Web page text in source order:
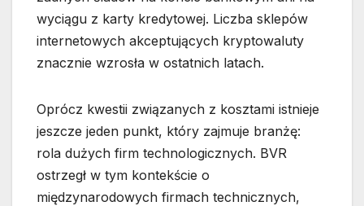
wyciągu z karty kredytowej. Liczba sklepów
internetowych akceptujących kryptowaluty
znacznie wzrosła w ostatnich latach.
Oprócz kwestii związanych z kosztami istnieje
jeszcze jeden punkt, który zajmuje branżę:
rola dużych firm technologicznych. BVR
ostrzegł w tym kontekście o
międzynarodowych firmach technicznych,